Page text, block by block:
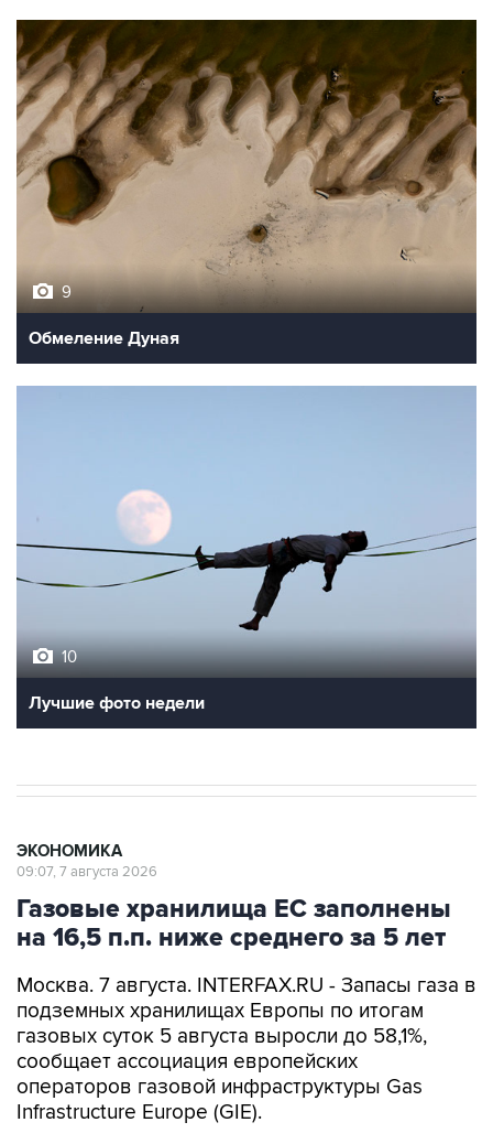
9
Обмеление Дуная
10
Лучшие фото недели
ЭКОНОМИКА
09:07, 7 августа 2026
Газовые хранилища ЕС заполнены
на 16,5 п.п. ниже среднего за 5 лет
Москва. 7 августа. INTERFAX.RU - Запасы газа в
подземных хранилищах Европы по итогам
газовых суток 5 августа выросли до 58,1%,
сообщает ассоциация европейских
операторов газовой инфраструктуры Gas
Infrastructure Europe (GIE).